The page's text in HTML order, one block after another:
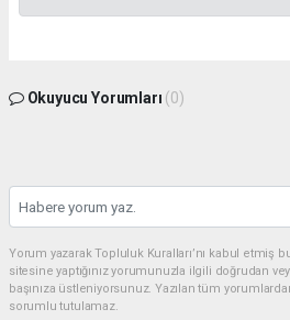
Okuyucu Yorumları (0)
Yorum yazarak Topluluk Kuralları’nı kabul etmiş
sitesine yaptığınız yorumunuzla ilgili doğrudan
başınıza üstleniyorsunuz. Yazılan tüm
sorumlu tutulamaz.